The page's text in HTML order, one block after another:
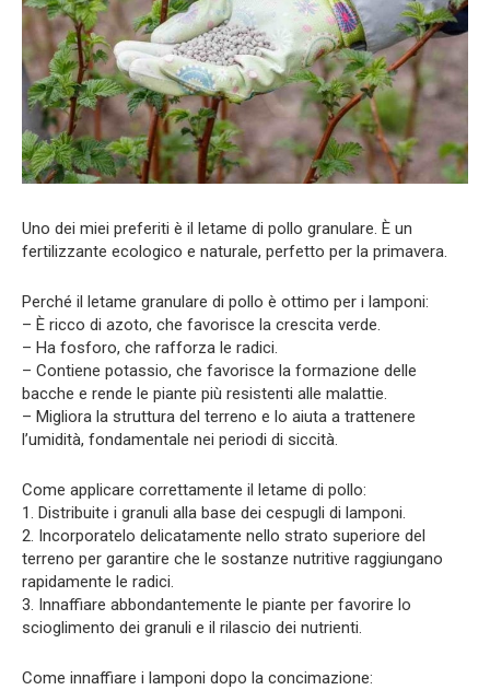
Uno dei miei preferiti è il letame di pollo granulare. È un
fertilizzante ecologico e naturale, perfetto per la primavera.
Perché il letame granulare di pollo è ottimo per i lamponi:
– È ricco di azoto, che favorisce la crescita verde.
– Ha fosforo, che rafforza le radici.
– Contiene potassio, che favorisce la formazione delle
bacche e rende le piante più resistenti alle malattie.
– Migliora la struttura del terreno e lo aiuta a trattenere
l’umidità, fondamentale nei periodi di siccità.
Come applicare correttamente il letame di pollo:
1. Distribuite i granuli alla base dei cespugli di lamponi.
2. Incorporatelo delicatamente nello strato superiore del
terreno per garantire che le sostanze nutritive raggiungano
rapidamente le radici.
3. Innaffiare abbondantemente le piante per favorire lo
scioglimento dei granuli e il rilascio dei nutrienti.
Come innaffiare i lamponi dopo la concimazione: